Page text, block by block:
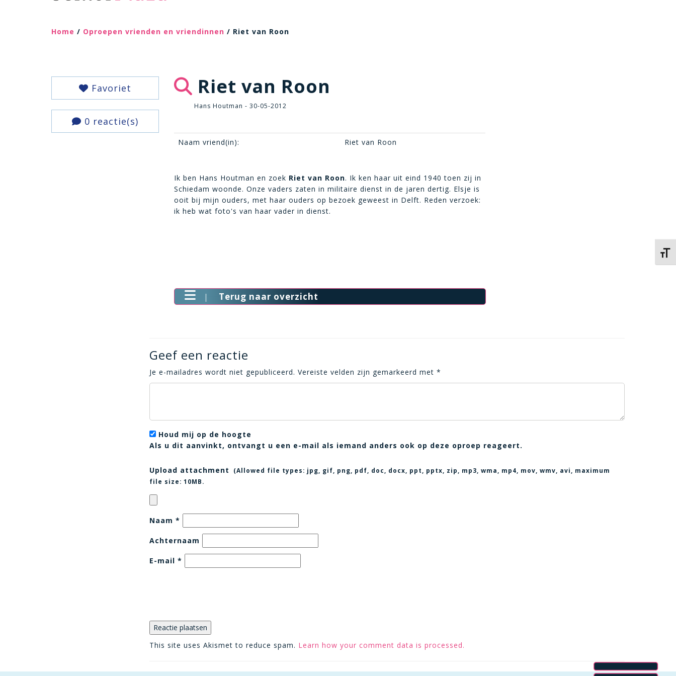
Home / Oproepen vrienden en vriendinnen / Riet van Roon
Favoriet
0 reactie(s)
Riet van Roon
Hans Houtman - 30-05-2012
Naam vriend(in): Riet van Roon
Ik ben Hans Houtman en zoek Riet van Roon. Ik ken haar uit eind 1940 toen zij in
Schiedam woonde. Onze vaders zaten in militaire dienst in de jaren dertig. Elsje is
ooit bij mijn ouders, met haar ouders op bezoek geweest in Delft. Reden verzoek:
ik heb wat foto's van haar vader in dienst.
Terug naar overzicht
Geef een reactie
Je e-mailadres wordt niet gepubliceerd. Vereiste velden zijn gemarkeerd met *
Houd mij op de hoogte
Als u dit aanvinkt, ontvangt u een e-mail als iemand anders ook op deze oproep reageert.
Upload attachment (Allowed file types: jpg, gif, png, pdf, doc, docx, ppt, pptx, zip, mp3, wma, mp4, mov, wmv, avi
, maximum
file size: 10MB.
Naam *
Achternaam
E-mail *
This site uses Akismet to reduce spam. Learn how your comment data is processed.